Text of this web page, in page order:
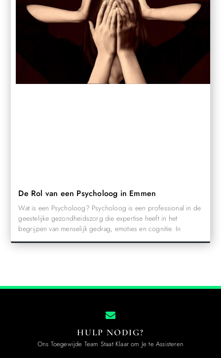
De Rol van een Psycholoog in Emmen
Wat is een Psycholoog? Psycholoog is een professional in de
geestelijke gezondheidszorg die expertise heeft in het
begrijpen van menselijk gedrag, emoties en cognitie. In
HULP NODIG?
Ons Toegewijde Team Staat Klaar om Je te Assisteren